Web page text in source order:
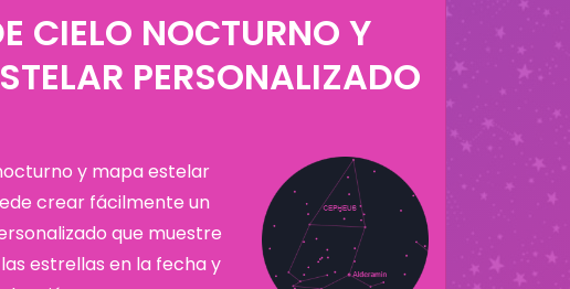
CIELO NOCTURNO Y
PERSONALIZADO
y mapa estelar
crear fácilmente un
que muestre
estrellas en la fecha y